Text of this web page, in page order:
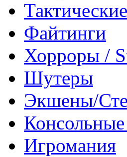
Файтинги
Хорроры /
Шутеры
Экшены/
Игромания